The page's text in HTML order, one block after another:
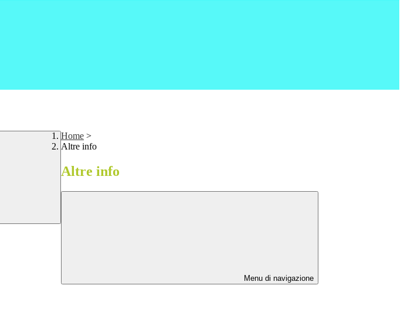
Home >
Altre info
Altre info
Menu di navigazione